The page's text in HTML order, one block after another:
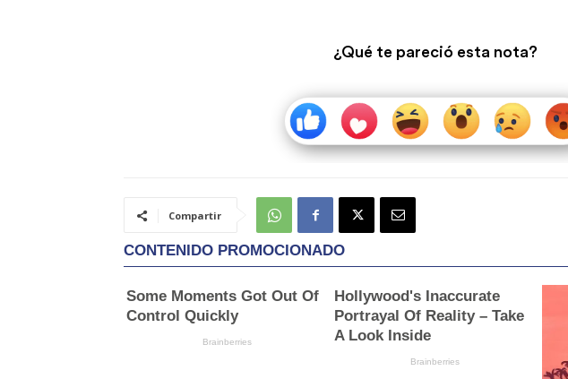
¿Qué te pareció esta nota?
Compartir